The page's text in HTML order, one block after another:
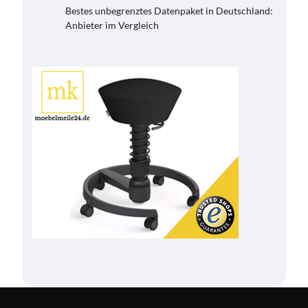
Bestes unbegrenztes Datenpaket in Deutschland:
Anbieter im Vergleich